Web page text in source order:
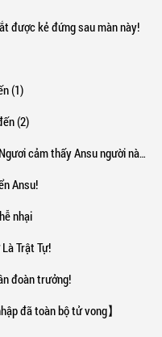
được kẻ đứng sau màn này!
(1)
(2)
cảm thấy Ansu người này thế nào?"
Ansu!
nhại
Trật Tự!
đoàn trưởng!
đã toàn bộ tử vong】